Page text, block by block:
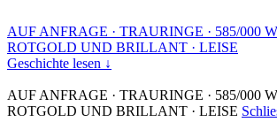
AUF ANFRAGE · TRAURINGE · 585/000
ROTGOLD UND BRILLANT · LEISE
Geschichte lesen ↓
AUF ANFRAGE · TRAURINGE · 585/000
ROTGOLD UND BRILLANT · LEISE